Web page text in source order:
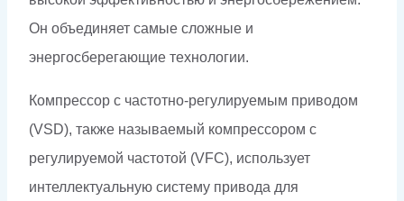
Он объединяет самые сложные и
энергосберегающие технологии.
Компрессор с частотно-регулируемым приводом
(VSD), также называемый компрессором с
регулируемой частотой (VFC), использует
интеллектуальную систему привода для